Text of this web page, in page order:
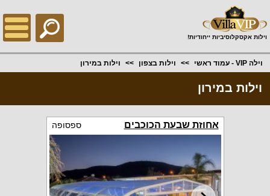
וילות אקסקלוסיביות ייחודיות!
וילה VIP - עמוד ראשי וילות בצפון וילות במירון
וילות במירון
אחוזת שבעת הכוכבים ספסופה